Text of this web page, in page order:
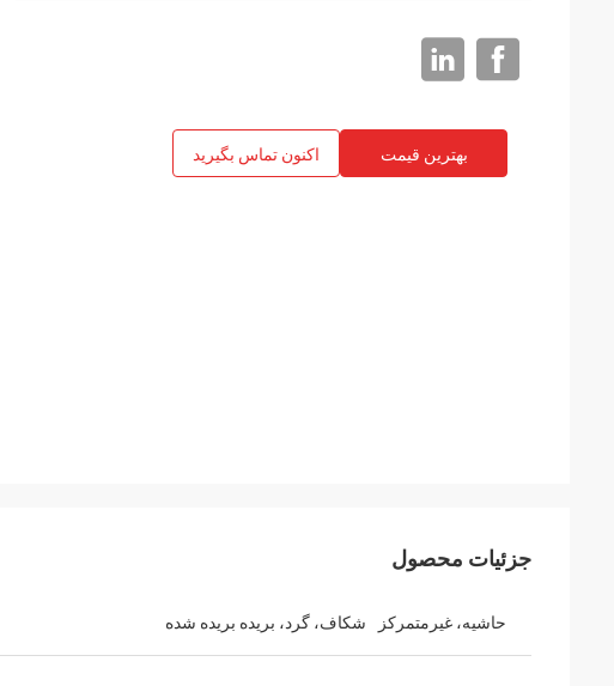
بهترین قیمت اکنون تماس بگیرید
جزئیات محصول
حاشیه، غیرمتمرکز شکاف، گرد، بریده بریده شده